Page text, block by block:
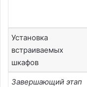
Установка
встраиваемых
шкафов
Завершающий этап